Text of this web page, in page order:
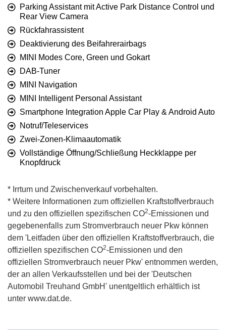
Parking Assistant mit Active Park Distance Control und
Rear View Camera
Rückfahrassistent
Deaktivierung des Beifahrerairbags
MINI Modes Core, Green und Gokart
DAB-Tuner
MINI Navigation
MINI Intelligent Personal Assistant
Smartphone Integration Apple Car Play & Android Auto
Notruf/Teleservices
Zwei-Zonen-Klimaautomatik
Vollständige Öffnung/Schließung Heckklappe per
Knopfdruck
* Irrtum und Zwischenverkauf vorbehalten.
* Weitere Informationen zum offiziellen Kraftstoffverbrauch
und zu den offiziellen spezifischen CO2-Emissionen und
gegebenenfalls zum Stromverbrauch neuer Pkw können
dem 'Leitfaden über den offiziellen Kraftstoffverbrauch, die
offiziellen spezifischen CO2-Emissionen und den
offiziellen Stromverbrauch neuer Pkw' entnommen werden,
der an allen Verkaufsstellen und bei der 'Deutschen
Automobil Treuhand GmbH' unentgeltlich erhältlich ist
unter www.dat.de.